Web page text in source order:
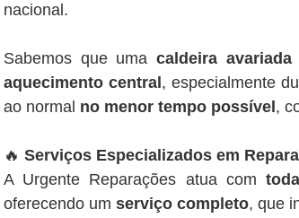
nacional.
Sabemos que uma caldeira avariada
aquecimento central , especialmente
ao normal no menor tempo possível ,
🔥 Serviços Especializados em
A Urgente Reparações atua com
oferecendo um serviço completo, que